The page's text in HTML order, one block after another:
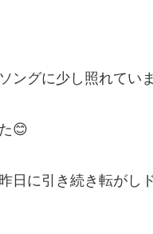
ングに少し照れてい
😊
日に引き続き転がし